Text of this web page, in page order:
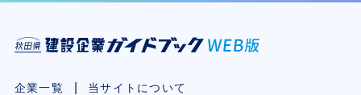
企業一覧
当サイトについて